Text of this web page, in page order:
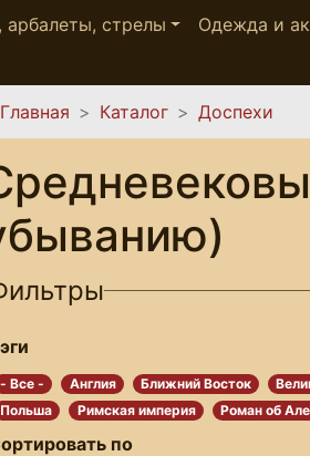
арбалеты, стрелы
Одежда и
Вы здесь
Главная Каталог Доспехи
- Все - Англия Ближний Восток
Польша
Римская империя Роман об
по